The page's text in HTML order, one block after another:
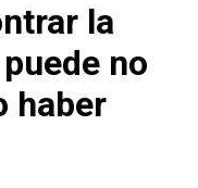
la
no
haber